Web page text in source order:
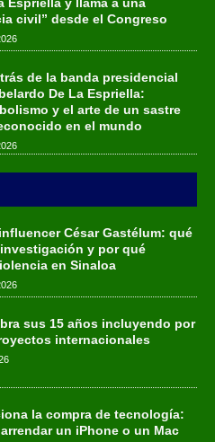
civil” desde el Congreso
de la banda presidencial
De La Espriella:
y el arte de un sastre
en el mundo
César Gastélum: qué
y por qué
en Sinaloa
sus 15 años incluyendo por
internacionales
la compra de tecnología:
un iPhone o un Mac